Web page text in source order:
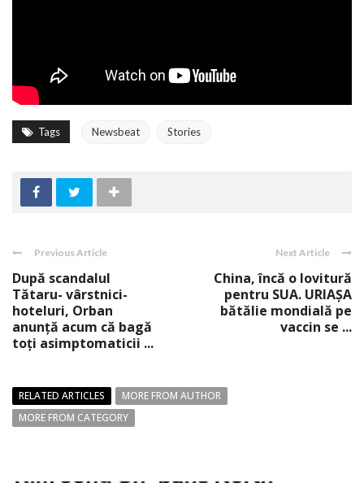
Tags Newsbeat Stories
Previous Article
După scandalul
Tătaru- vârstnici-
hoteluri, Orban
anunţă acum că bagă
toţi asimptomaticii ...
Next Article
China, încă o lovitură
pentru SUA. URIAŞA
bătălie mondială pe
vaccin se ...
RELATED ARTICLES
MORE FROM AUTHOR
MORE FROM CATEGORY